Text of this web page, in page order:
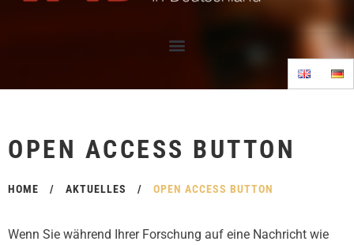
OPEN ACCESS BUTTON
HOME / AKTUELLES / OPEN ACCESS BUTTON
Wenn Sie während Ihrer Forschung auf eine Nachricht wie